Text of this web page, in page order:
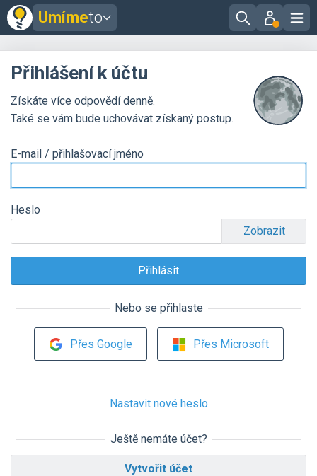
Umímeto
Přihlášení k účtu
Získáte více odpovědí denně.
Také se vám bude uchovávat získaný postup.
E-mail / přihlašovací jméno
Heslo
Zobrazit
Nebo se přihlaste
Přes Google Přes Microsoft
Nastavit nové heslo
Ještě nemáte účet?
Vytvořit účet